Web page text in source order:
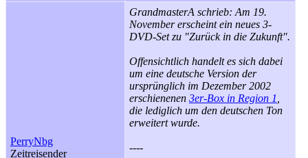
PerryNbg
Zeitreisender
GrandmasterA schrieb: Am 19.
November erscheint ein neues 3-
DVD-Set zu "Zurück in die Zukunft".
Offensichtlich handelt es sich dabei
um eine deutsche Version der
ursprünglich im Dezember 2002
erschienenen 3er-Box in Region 1
die lediglich um den deutschen Ton
erweitert wurde.
----